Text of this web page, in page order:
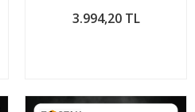
3.994,20 TL